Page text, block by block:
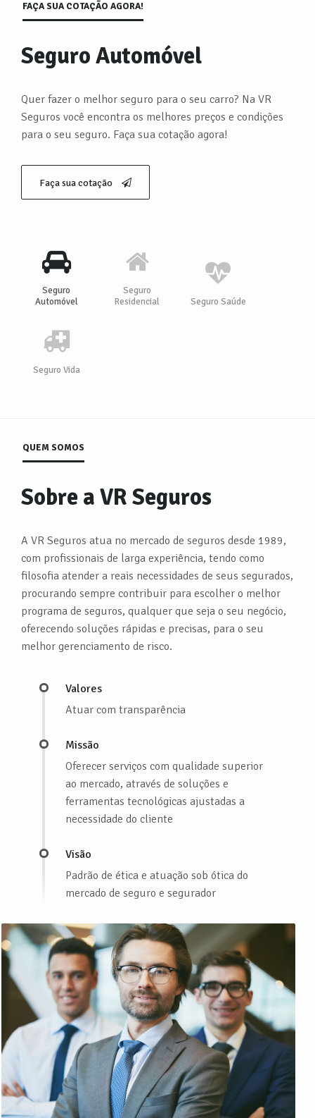
FAÇA SUA COTAÇÃO AGORA!
Seguro Automóvel
Quer fazer o melhor seguro para o seu carro? Na VR
Seguros você encontra os melhores preços e condições
para o seu seguro. Faça sua cotação agora!
Faça sua cotação
Seguro
Automóvel
Seguro
Residencial
Seguro Saúde
Seguro Vida
QUEM SOMOS
Sobre a VR Seguros
A VR Seguros atua no mercado de seguros desde 1989,
com profissionais de larga experiência, tendo como
filosofia atender a reais necessidades de seus segurados,
procurando sempre contribuir para escolher o melhor
programa de seguros, qualquer que seja o seu negócio,
oferecendo soluções rápidas e precisas, para o seu
melhor gerenciamento de risco.
Valores
Atuar com transparência
Missão
Oferecer serviços com qualidade superior
ao mercado, através de soluções e
ferramentas tecnológicas ajustadas a
necessidade do cliente
Visão
Padrão de ética e atuação sob ótica do
mercado de seguro e segurador